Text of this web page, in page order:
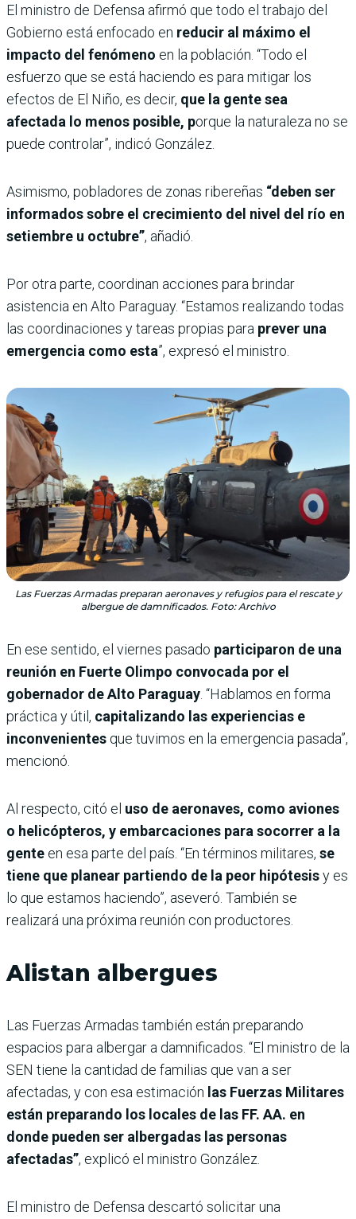
El ministro de Defensa afirmó que todo el trabajo del
Gobierno está enfocado en reducir al máximo el
impacto del fenómeno en la población. “Todo el
esfuerzo que se está haciendo es para mitigar los
efectos de El Niño, es decir, que la gente sea
afectada lo menos posible, porque la naturaleza no se
puede controlar”, indicó González.
Asimismo, pobladores de zonas ribereñas “deben ser
informados sobre el crecimiento del nivel del río en
setiembre u octubre”, añadió.
Por otra parte, coordinan acciones para brindar
asistencia en Alto Paraguay. “Estamos realizando todas
las coordinaciones y tareas propias para prever una
emergencia como esta”, expresó el ministro.
Las Fuerzas Armadas preparan aeronaves y refugios para el rescate y
albergue de damnificados. Foto: Archivo
En ese sentido, el viernes pasado participaron de una
reunión en Fuerte Olimpo convocada por el
gobernador de Alto Paraguay . “Hablamos en forma
práctica y útil, capitalizando las experiencias e
inconvenientes que tuvimos en la emergencia pasada”,
mencionó.
Al respecto, citó el uso de aeronaves, como aviones
o helicópteros, y embarcaciones para socorrer a la
gente en esa parte del país. “En términos militares, se
tiene que planear partiendo de la peor hipótesisy es
lo que estamos haciendo”, aseveró. También se
realizará una próxima reunión con productores.
Alistan albergues
Las Fuerzas Armadas también están preparando
espacios para albergar a damnificados. “El ministro de la
SEN tiene la cantidad de familias que van a ser
afectadas, y con esa estimación las Fuerzas Militares
están preparando los locales de las FF. AA. en
donde pueden ser albergadas las personas
afectadas”, explicó el ministro González.
El ministro de Defensa descartó solicitar una